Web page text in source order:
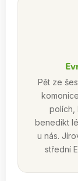
Pět ze
polích,
benedikt
u nás.
střední